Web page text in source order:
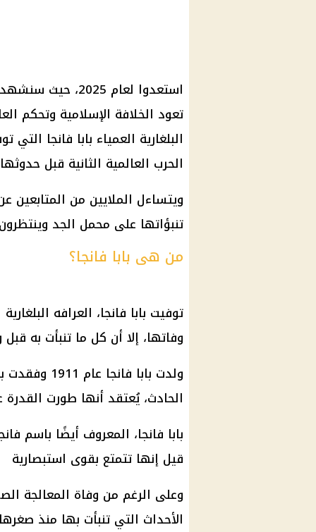
استعدوا لعام
تعود الخلافة الإسلامية وتحكم
الحرب العالمية الثانية قبل
ويتساءل الملايين من المتابعين
تنبؤاتها على محمل الجد
من هى بابا فانجا؟
وفاتها، إلا أن كل ما تنبأت به
الحادث، يُعتقد أنها طورت القدرة
بابا فانجا، المعروف أيضًا باسم
قيل إنها تتمتع بقوى استبصارية
الأحداث التي تنبأت بها منذ